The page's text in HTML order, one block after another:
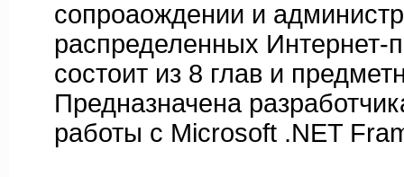
сопроаождении и
распределенных Интернет-
состоит из 8 глав и
Предназначена
работы с Microsoft .NET